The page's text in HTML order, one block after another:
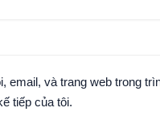
email, và trang web trong
tiếp của tôi.